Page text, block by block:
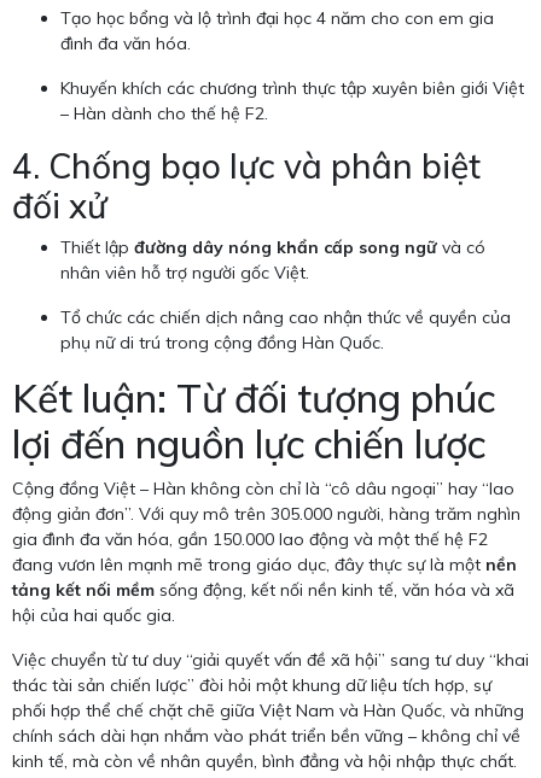
Tạo học bổng và lộ trình đại học 4 năm cho con em gia
đình đa văn hóa.
Khuyến khích các chương trình thực tập xuyên biên giới Việt
– Hàn dành cho thế hệ F2.
4. Chống bạo lực và phân biệt
đối xử
Thiết lập đường dây nóng khẩn cấp song ngữ và có
nhân viên hỗ trợ người gốc Việt.
Tổ chức các chiến dịch nâng cao nhận thức về quyền của
phụ nữ di trú trong cộng đồng Hàn Quốc.
Kết luận: Từ đối tượng phúc
lợi đến nguồn lực chiến lược
Cộng đồng Việt – Hàn không còn chỉ là “cô dâu ngoại” hay “lao
động giản đơn”. Với quy mô trên 305.000 người, hàng trăm nghìn
gia đình đa văn hóa, gần 150.000 lao động và một thế hệ F2
đang vươn lên mạnh mẽ trong giáo dục, đây thực sự là một nền
tảng kết nối mềm sống động, kết nối nền kinh tế, văn hóa và xã
hội của hai quốc gia.
Việc chuyển từ tư duy “giải quyết vấn đề xã hội” sang tư duy “khai
thác tài sản chiến lược” đòi hỏi một khung dữ liệu tích hợp, sự
phối hợp thể chế chặt chẽ giữa Việt Nam và Hàn Quốc, và những
chính sách dài hạn nhắm vào phát triển bền vững – không chỉ về
kinh tế, mà còn về nhân quyền, bình đẳng và hội nhập thực chất.